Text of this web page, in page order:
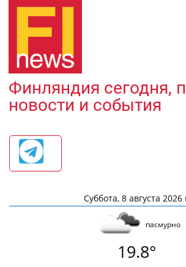
Финляндия сегодня,
новости и события
Суббота, 8 августа 2026
пасмурно
19.8°